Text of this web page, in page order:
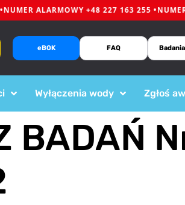
NUMER ALARMOWY +48 227 163 255 •
eBOK FAQ
Wyłączenia wody Zgłoś
BADAŃ